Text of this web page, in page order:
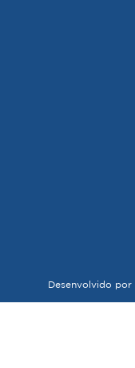
Desenvolvido por